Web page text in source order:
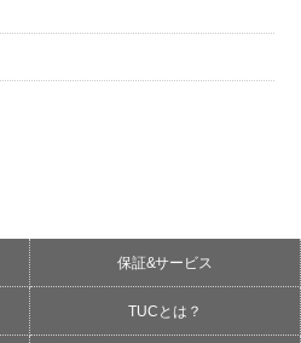
保証&サービス
TUCとは？